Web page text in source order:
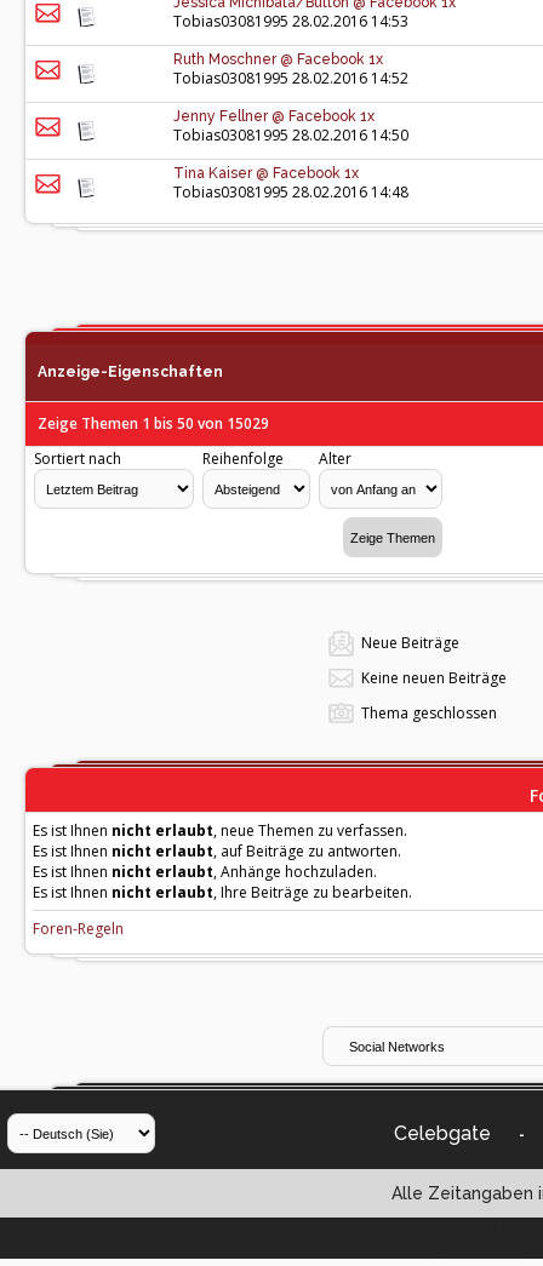
Tobias03081995 28.02.2016 14:53
Ruth Moschner @ Facebook 1x
Tobias03081995 28.02.2016 14:52
Jenny Fellner @ Facebook 1x
Tobias03081995 28.02.2016 14:50
Tina Kaiser @ Facebook 1x
Tobias03081995 28.02.2016 14:48
Anzeige-Eigenschaften
Zeige Themen 1 bis 50 von 15029
Sortiert nach
Reihenfolge Alter
Neue Beiträge
Keine neuen Beiträge
Thema geschlossen
Es ist Ihnen nicht erlaubt, neue Themen zu verfassen.
Es ist Ihnen nicht erlaubt, auf Beiträge zu antworten.
Es ist Ihnen nicht erlaubt, Anhänge hochzuladen.
Es ist Ihnen nicht erlaubt, Ihre Beiträge zu bearbeiten.
Foren-Regeln
Celebgate -
Alle Zeitangaben